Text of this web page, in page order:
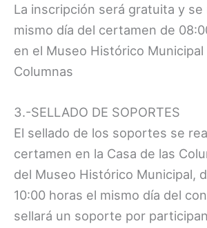
La inscripción será gratuita y se
mismo día del certamen de
en el Museo Histórico Municipal
Columnas
3.-SELLADO DE SOPORTES
El sellado de los soportes se
certamen en la Casa de las
del Museo Histórico Municipal,
10:00 horas el mismo día del
sellará un soporte por